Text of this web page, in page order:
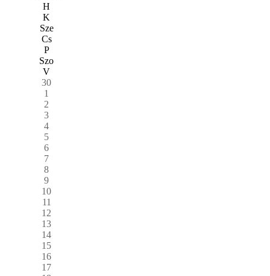
H
K
Sze
Cs
P
Szo
V
30
1
2
3
4
5
6
7
8
9
10
11
12
13
14
15
16
17